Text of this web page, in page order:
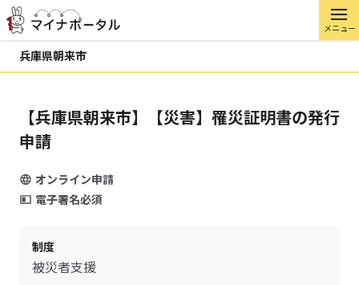
メニュー
兵庫県朝来市
【兵庫県朝来市】【災害】罹災証明書の発行
申請
オンライン申請
電子署名必須
制度
被災者支援